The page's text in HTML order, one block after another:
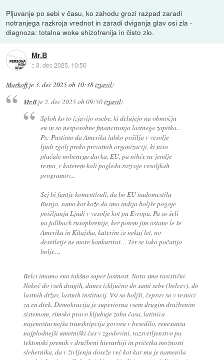
Pljuvanje po sebi v času, ko zahodu grozi razpad zaradi
notranjega razkroja vrednot in zaradi dviganja glav osi zla -
diagnoza: totalna woke shizofrenija in čisto zlo.
Mr.B
::3. dec 2025, 10:56
Markoffje3. dec 2025 ob 10:38izjavil:
Mr.Bje2. dec 2025 ob 09:50izjavil:
Sploh ko to izjavijo osebe, ki delujejo na območju
eu in so nesposobne financiranja lastnega zapitka...
Ps: Pustimo da Amerika lahko pošilja v vesolje
ljudi zgolj preko privatnih organizaciji, ki niso
plačale nobenega davka, EU, pa nihče ne jemlje
resno, v katerem koli pogledu razvoje vesoljkah
programov...
Sej bi fantje komentirali, da bo EU nadomestila
Rusijo, samo kot kaže da ima indija boljše pogoje
pošiljanja Ljudi v vesolje kot pa Evropa. Pa so šeli
na fallback rusophrenije, ker potem jim ostane le še
Amerika in Kitajska, katerim že nekaj let, no
desetletje ne more konkurirat… Ter se tako počutijo
bolje…
Belci imamo eno takšno super lastnost. Noro smo rasistični.
Nekoč do vseh drugih, danes izključno do sami sebe (belcev), do
lastnih držav, lastnih institucij. Vsi so boljši, čeprav so v resnici
za en drek. Demokracija je superiorna vsem drugim družbenim
sistemom, rimsko pravo kljubuje zobu časa, latinica
najenostavnejša transkripcija govora v besedilo, renesansa
najplodnejši umetniški čas v zgodovini, razsvetljenstvo pa
tektonski premik v družbeni hierarhiji in pričetku možnosti
slehernika, da v življenju doseže več kot kar mu je namenila